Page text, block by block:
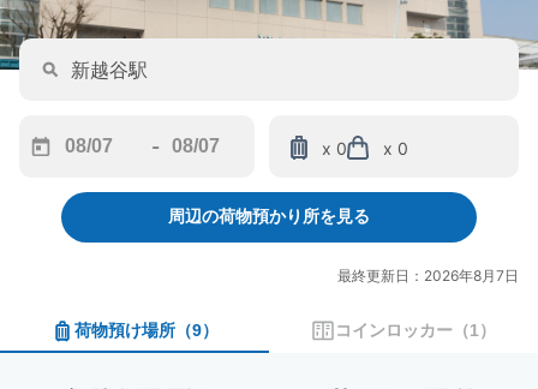
forward
interact
calendar
and
-
backward
to
interact
calendar
and
x 0 x 0
周辺の荷物預かり所を見る
最終更新日：2026年8月7日
荷物預け場所 （9） コインロッカー （1）